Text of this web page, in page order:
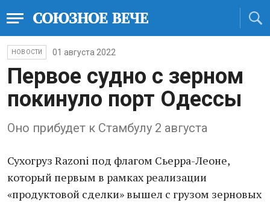
НОВОСТИ 01 августа 2022
Первое судно с зерном
покинуло порт Одессы
Оно прибудет к Стамбулу 2 августа
Сухогруз Razoni под флагом Сьерра-Леоне,
который первым в рамках реализации
«продуктовой сделки» вышел с грузом зерновых